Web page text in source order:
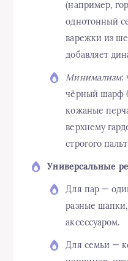
(например,
однотонный
варежки из
добавляет
Минимализм:
чёрный шарф
кожаные
верхнему
строгого
Универсальные
Для пар —
разные
аксессуаром.
Для семьи —